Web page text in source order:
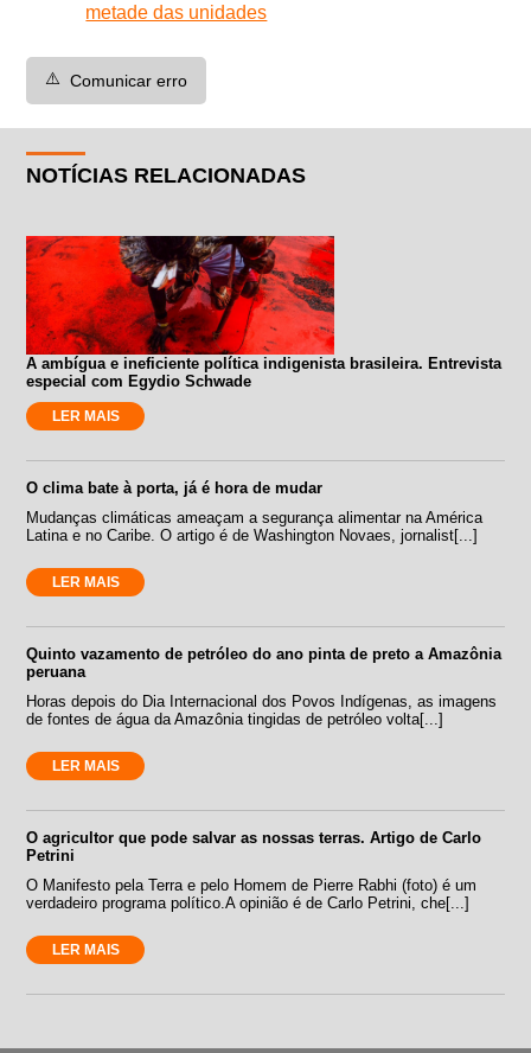
metade das unidades
⚠️ Comunicar erro
NOTÍCIAS RELACIONADAS
A ambígua e ineficiente política indigenista brasileira. Entrevista
especial com Egydio Schwade
LER MAIS
O clima bate à porta, já é hora de mudar
Mudanças climáticas ameaçam a segurança alimentar na América
Latina e no Caribe. O artigo é de Washington Novaes, jornalist[...]
LER MAIS
Quinto vazamento de petróleo do ano pinta de preto a Amazônia
peruana
Horas depois do Dia Internacional dos Povos Indígenas, as imagens
de fontes de água da Amazônia tingidas de petróleo volta[...]
LER MAIS
O agricultor que pode salvar as nossas terras. Artigo de Carlo
Petrini
O Manifesto pela Terra e pelo Homem de Pierre Rabhi (foto) é um
verdadeiro programa político.A opinião é de Carlo Petrini, che[...]
LER MAIS